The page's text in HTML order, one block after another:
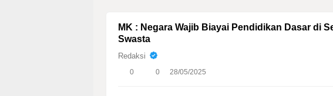
MK : Negara Wajib Biayai Pendidikan Dasar di Sekolah Negeri dan
Swasta
Redaksi
0 0 28/05/2025